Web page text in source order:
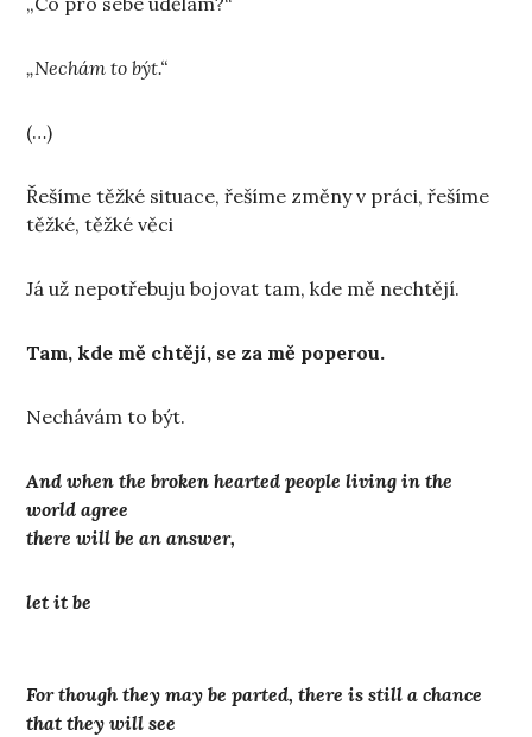
„Nechám to být.“
(…)
Řešíme těžké situace, řešíme změny v práci, řešíme
těžké, těžké věci
Já už nepotřebuju bojovat tam, kde mě nechtějí.
Tam, kde mě chtějí, se za mě poperou.
Nechávám to být.
And when the broken hearted people living in the
world agree
there will be an answer,
let it be
For though they may be parted, there is still a chance
that they will see